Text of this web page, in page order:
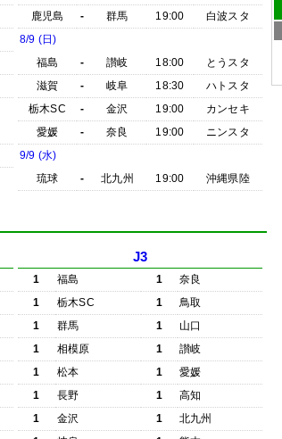
鹿児島
- 群馬 19:00
白波スタ
8/9 (日)
福島
- 讃岐 18:00
とうスタ
滋賀
- 岐阜 18:30
ハトスタ
栃木SC
- 金沢 19:00
カンセキ
愛媛
- 奈良 19:00
ニンスタ
9/9 (水)
琉球
- 北九州 19:00 沖縄県陸
J3
1 福島 1
奈良
1
栃木SC 1
鳥取
1
群馬 1
山口
1
相模原 1
讃岐
1
松本 1
愛媛
1
長野 1
高知
1
金沢 1
北九州